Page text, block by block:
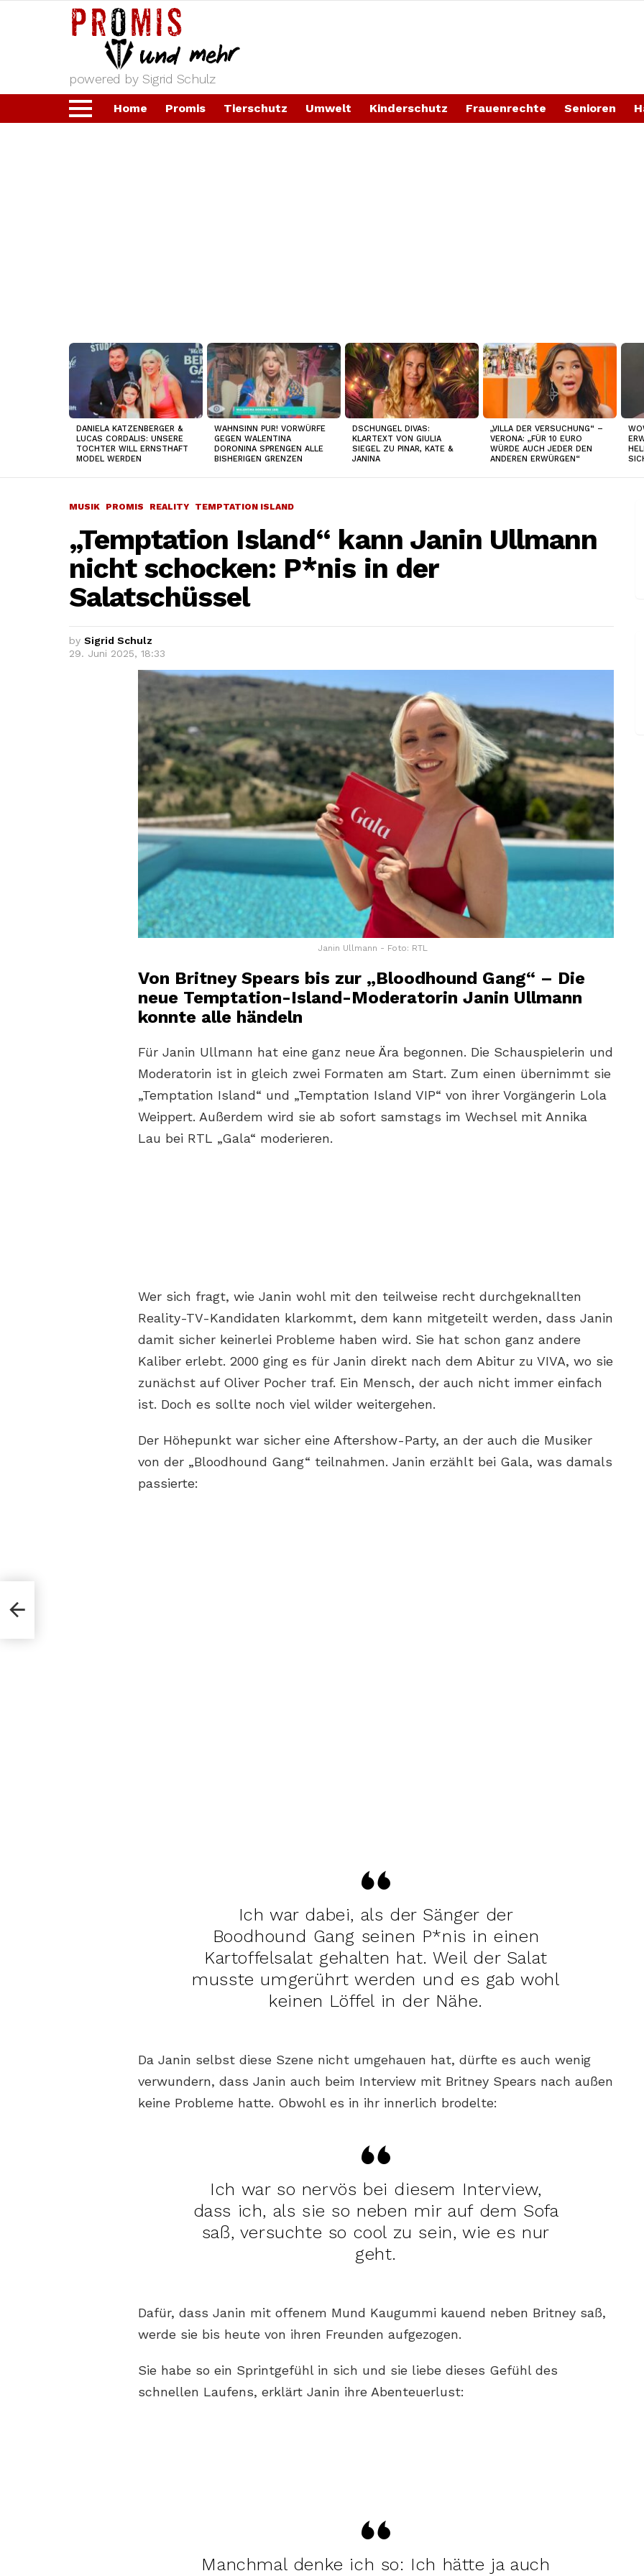
powered by Sigrid Schulz
Menu
Home Promis Tierschutz Umwelt Kinderschutz Frauenrechte Senioren
TOP
NEWS
DANIELA KATZENBERGER &
LUCAS CORDALIS: UNSERE
TOCHTER WILL ERNSTHAFT
MODEL WERDEN
WAHNSINN PUR! VORWÜRFE
GEGEN WALENTINA
DORONINA SPRENGEN ALLE
BISHERIGEN GRENZEN
DSCHUNGEL DIVAS:
KLARTEXT VON GIULIA
SIEGEL ZU PINAR, KATE &
JANINA
„VILLA DER VERSUCHUNG“ –
VERONA: „FÜR 10 EURO
WÜRDE AUCH JEDER DEN
ANDEREN ERWÜRGEN“
MUSIK PROMIS REALITY TEMPTATION ISLAND
„Temptation Island“ kann Janin Ullmann
nicht schocken: P*nis in der
Salatschüssel
by Sigrid Schulz
29. Juni 2025, 18:33
Janin Ullmann - Foto: RTL
Von Britney Spears bis zur „Bloodhound Gang“ – Die
neue Temptation-Island-Moderatorin Janin Ullmann
konnte alle händeln
Für Janin Ullmann hat eine ganz neue Ära begonnen. Die Schauspielerin und
Moderatorin ist in gleich zwei Formaten am Start. Zum einen übernimmt sie
„Temptation Island“ und „Temptation Island VIP“ von ihrer Vorgängerin Lola
Weippert. Außerdem wird sie ab sofort samstags im Wechsel mit Annika
Lau bei RTL „Gala“ moderieren.
Wer sich fragt, wie Janin wohl mit den teilweise recht durchgeknallten
Reality-TV-Kandidaten klarkommt, dem kann mitgeteilt werden, dass Janin
damit sicher keinerlei Probleme haben wird. Sie hat schon ganz andere
Kaliber erlebt. 2000 ging es für Janin direkt nach dem Abitur zu VIVA, wo sie
zunächst auf Oliver Pocher traf. Ein Mensch, der auch nicht immer einfach
ist. Doch es sollte noch viel wilder weitergehen.
Der Höhepunkt war sicher eine Aftershow-Party, an der auch die Musiker
von der „Bloodhound Gang“ teilnahmen. Janin erzählt bei Gala, was damals
passierte:
Ich war dabei, als der Sänger der
Boodhound Gang seinen P*nis in einen
Kartoffelsalat gehalten hat. Weil der Salat
musste umgerührt werden und es gab wohl
keinen Löffel in der Nähe.
Da Janin selbst diese Szene nicht umgehauen hat, dürfte es auch wenig
verwundern, dass Janin auch beim Interview mit Britney Spears nach außen
keine Probleme hatte. Obwohl es in ihr innerlich brodelte:
Ich war so nervös bei diesem Interview,
dass ich, als sie so neben mir auf dem Sofa
saß, versuchte so cool zu sein, wie es nur
geht.
Dafür, dass Janin mit offenem Mund Kaugummi kauend neben Britney saß,
werde sie bis heute von ihren Freunden aufgezogen.
Sie habe so ein Sprintgefühl in sich und sie liebe dieses Gefühl des
schnellen Laufens, erklärt Janin ihre Abenteuerlust:
Manchmal denke ich so: Ich hätte ja auch